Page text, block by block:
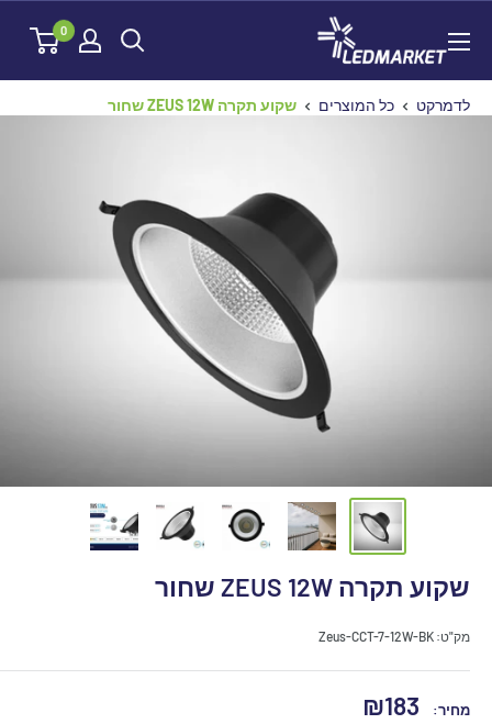
לתוכן
0
לדמרקט כל המוצרים שקוע תקרה ZEUS 12W שחור
שקוע תקרה ZEUS 12W שחור
מק"ט: Zeus-CCT-7-12W-BK
מחיר:
מחיר
₪183